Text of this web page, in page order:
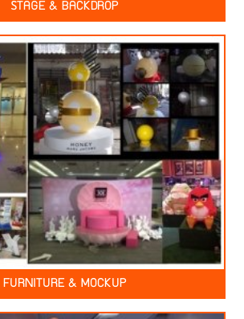
STAGE & BACKDROP
FURNITURE & MOCKUP